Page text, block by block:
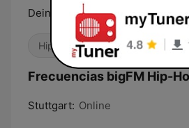
Deine biggsten Beats der
Hip Hop R&B / Soul
Frecuencias bigFM Hip-
Stuttgart: Online